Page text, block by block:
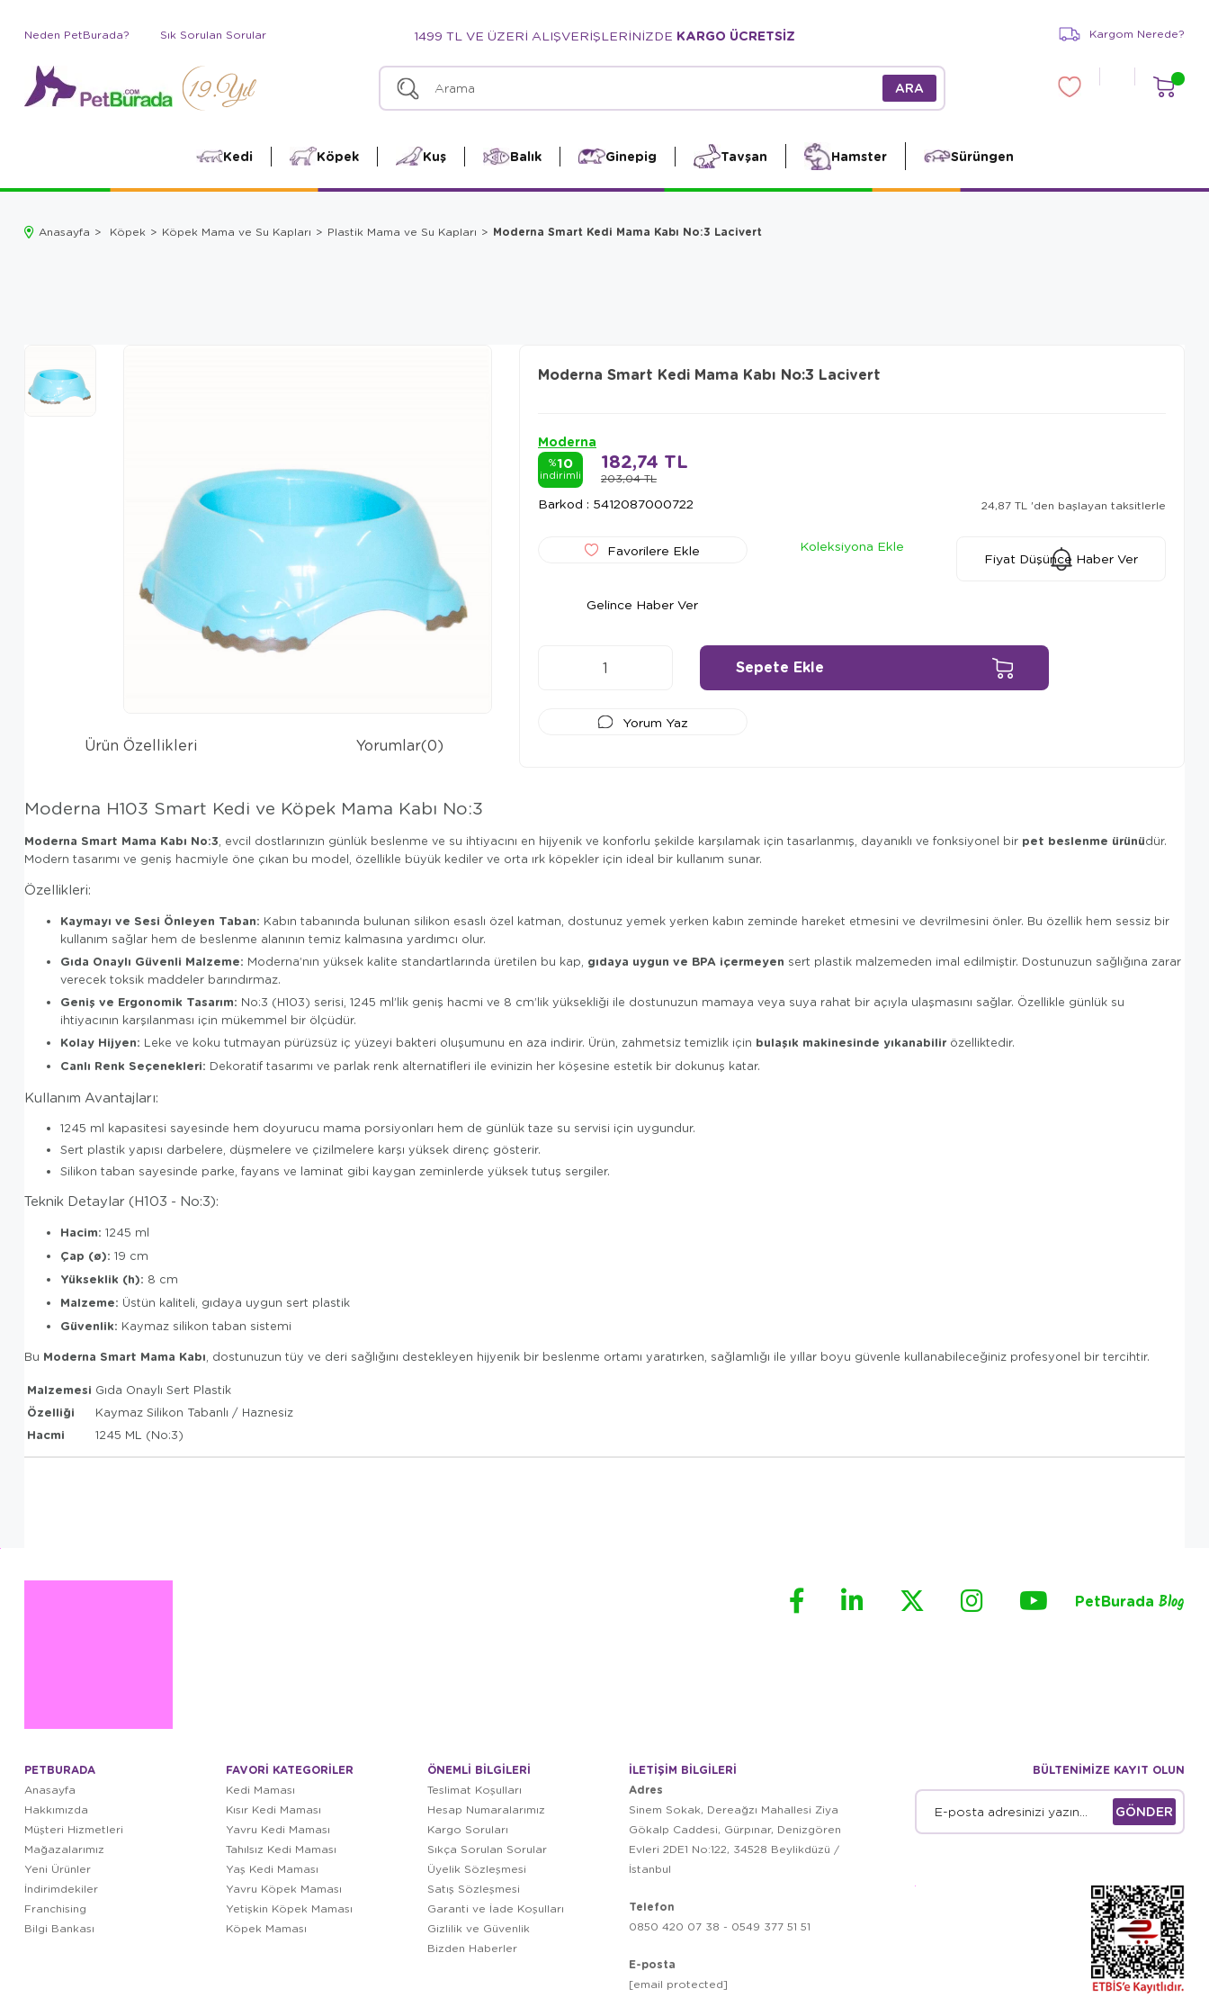
Neden PetBurada? Sık Sorulan Sorular 1499 TL VE ÜZERİ ALIŞVERİŞLERİNİZDE KARGO ÜCRETSİZ Kargom Nerede?
Kedi Köpek Kuş Balık Ginepig Tavşan Hamster Sürüngen
Anasayfa Köpek Köpek Mama ve Su Kapları Plastik Mama ve Su Kapları Moderna Smart Kedi Mama Kabı No:3 Lacivert
Moderna Smart Kedi Mama Kabı No:3 Lacivert
Moderna
%10
indirimli 203,04 TL
182,74 TL
Barkod : 5412087000722 24,87 TL 'den başlayan taksitlerle
Favorilere Ekle
Koleksiyona Ekle
Fiyat Düşünce Haber Ver
Gelince Haber Ver
Yorum Yaz
Ürün Özellikleri Yorumlar(0)
Moderna H103 Smart Kedi ve Köpek Mama Kabı No:3
Moderna Smart Mama Kabı No:3, evcil dostlarınızın günlük beslenme ve su ihtiyacını en hijyenik ve konforlu şekilde karşılamak için tasarlanmış, dayanıklı ve fonksiyonel bir pet beslenme ürünüdür.
Modern tasarımı ve geniş hacmiyle öne çıkan bu model, özellikle büyük kediler ve orta ırk köpekler için ideal bir kullanım sunar.
Özellikleri:
Kaymayı ve Sesi Önleyen Taban: Kabın tabanında bulunan silikon esaslı özel katman, dostunuz yemek yerken kabın zeminde hareket etmesini ve devrilmesini önler. Bu özellik hem sessiz bir
kullanım sağlar hem de beslenme alanının temiz kalmasına yardımcı olur.
Gıda Onaylı Güvenli Malzeme: Moderna’nın yüksek kalite standartlarında üretilen bu kap, gıdaya uygun ve BPA içermeyen sert plastik malzemeden imal edilmiştir. Dostunuzun sağlığına zarar
verecek toksik maddeler barındırmaz.
Geniş ve Ergonomik Tasarım: No:3 (H103) serisi, 1245 ml’lik geniş hacmi ve 8 cm’lik yüksekliği ile dostunuzun mamaya veya suya rahat bir açıyla ulaşmasını sağlar. Özellikle günlük su
ihtiyacının karşılanması için mükemmel bir ölçüdür.
Kolay Hijyen: Leke ve koku tutmayan pürüzsüz iç yüzeyi bakteri oluşumunu en aza indirir. Ürün, zahmetsiz temizlik için bulaşık makinesinde yıkanabilir özelliktedir.
Canlı Renk Seçenekleri: Dekoratif tasarımı ve parlak renk alternatifleri ile evinizin her köşesine estetik bir dokunuş katar.
Kullanım Avantajları:
1245 ml kapasitesi sayesinde hem doyurucu mama porsiyonları hem de günlük taze su servisi için uygundur.
Sert plastik yapısı darbelere, düşmelere ve çizilmelere karşı yüksek direnç gösterir.
Silikon taban sayesinde parke, fayans ve laminat gibi kaygan zeminlerde yüksek tutuş sergiler.
Teknik Detaylar (H103 - No:3):
Hacim: 1245 ml
Çap (ø): 19 cm
Yükseklik (h): 8 cm
Malzeme: Üstün kaliteli, gıdaya uygun sert plastik
Güvenlik: Kaymaz silikon taban sistemi
Bu Moderna Smart Mama Kabı , dostunuzun tüy ve deri sağlığını destekleyen hijyenik bir beslenme ortamı yaratırken, sağlamlığı ile yıllar boyu güvenle kullanabileceğiniz profesyonel bir tercihtir.
Malzemesi Gıda Onaylı Sert Plastik
Özelliği Kaymaz Silikon Tabanlı / Haznesiz
Hacmi 1245 ML (No:3)
PetBurada Blog
PETBURADA
Anasayfa
Hakkımızda
Müşteri Hizmetleri
Mağazalarımız
Yeni Ürünler
İndirimdekiler
Franchising
Bilgi Bankası
FAVORİ KATEGORİLER
Kedi Maması
Kısır Kedi Maması
Yavru Kedi Maması
Tahılsız Kedi Maması
Yaş Kedi Maması
Yavru Köpek Maması
Yetişkin Köpek Maması
Köpek Maması
ÖNEMLİ BİLGİLERİ
Teslimat Koşulları
Hesap Numaralarımız
Kargo Soruları
Sıkça Sorulan Sorular
Üyelik Sözleşmesi
Satış Sözleşmesi
Garanti ve İade Koşulları
Gizlilik ve Güvenlik
Bizden Haberler
İLETİŞİM BİLGİLERİ
Adres
Sinem Sokak, Dereağzı Mahallesi Ziya
Gökalp Caddesi, Gürpınar, Denizgören
Evleri 2DE1 No:122, 34528 Beylikdüzü /
İstanbul
Telefon
0850 420 07 38 - 0549 377 51 51
E-posta
[email protected]
BÜLTENİMİZE KAYIT OLUN
GÖNDER